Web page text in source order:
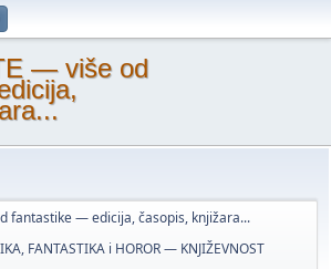
— više od
fantastike — edicija, časopis, knjižara...
FANTASTIKA i HOROR — KNJIŽEVNOST